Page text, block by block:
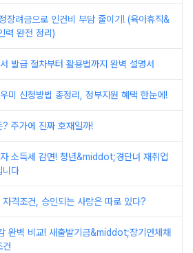
장려금으로 인건비 부담 줄이기! (육아휴직&
완전 정리)
발급 절차부터 활용법까지 완벽 설명서
미 신청방법 총정리, 정부지원 혜택 한눈에!
? 주가에 진짜 호재일까!
소득세 감면! 청년&middot;경단녀 재취업
니다
격조건, 승인되는 사람은 따로 있다?
완벽 비교! 새출발기금&middot;장기연체채
건